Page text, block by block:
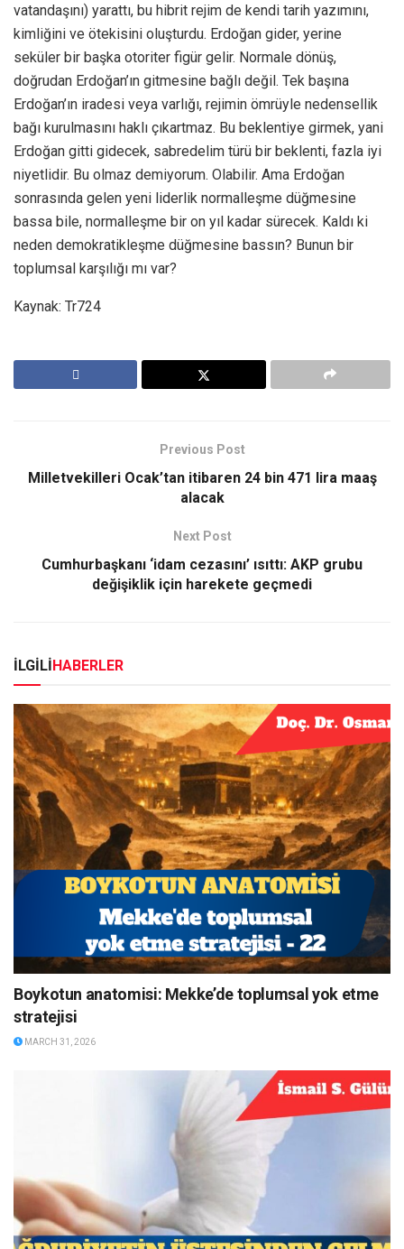
vatandaşını) yarattı, bu hibrit rejim de kendi tarih yazımını,
kimliğini ve ötekisini oluşturdu. Erdoğan gider, yerine
seküler bir başka otoriter figür gelir. Normale dönüş,
doğrudan Erdoğan’ın gitmesine bağlı değil. Tek başına
Erdoğan’ın iradesi veya varlığı, rejimin ömrüyle nedensellik
bağı kurulmasını haklı çıkartmaz. Bu beklentiye girmek, yani
Erdoğan gitti gidecek, sabredelim türü bir beklenti, fazla iyi
niyetlidir. Bu olmaz demiyorum. Olabilir. Ama Erdoğan
sonrasında gelen yeni liderlik normalleşme düğmesine
bassa bile, normalleşme bir on yıl kadar sürecek. Kaldı ki
neden demokratikleşme düğmesine bassın? Bunun bir
toplumsal karşılığı mı var?
Kaynak: Tr724
Previous Post
Milletvekilleri Ocak’tan itibaren 24 bin 471 lira maaş
alacak
Next Post
Cumhurbaşkanı ‘idam cezasını’ ısıttı: AKP grubu
değişiklik için harekete geçmedi
İLGİLİHABERLER
Boykotun anatomisi: Mekke’de toplumsal yok etme
stratejisi
MARCH 31, 2026